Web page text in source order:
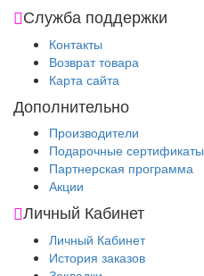
Служба поддержки
Контакты
Возврат товара
Карта сайта
Дополнительно
Производители
Подарочные сертификаты
Партнерская программа
Акции
Личный Кабинет
Личный Кабинет
История заказов